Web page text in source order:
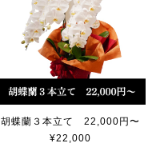
胡蝶蘭３本立て 22,000円〜
¥22,000